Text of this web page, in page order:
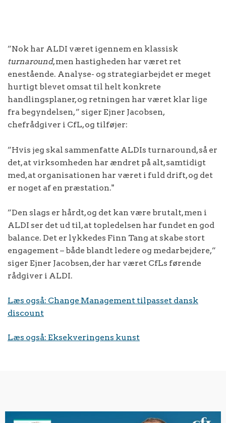
”Nok har ALDI været igennem en klassisk
turnaround, men hastigheden har været ret
enestående. Analyse- og strategiarbejdet er meget
hurtigt blevet omsat til helt konkrete
handlingsplaner, og retningen har været klar lige
fra begyndelsen, ” siger Ejner Jacobsen,
chefrådgiver i CfL, og tilføjer:
”Hvis jeg skal sammenfatte ALDIs turnaround, så er
det, at virksomheden har ændret på alt, samtidigt
med, at organisationen har været i fuld drift, og det
er noget af en præstation."
”Den slags er hårdt, og det kan være brutalt, men i
ALDI ser det ud til, at topledelsen har fundet en god
balance. Det er lykkedes Finn Tang at skabe stort
engagement – både blandt ledere og medarbejdere,”
siger Ejner Jacobsen, der har været CfLs førende
rådgiver i ALDI.
Læs også: Change Management tilpasset dansk
discount
Læs også: Eksekveringens kunst